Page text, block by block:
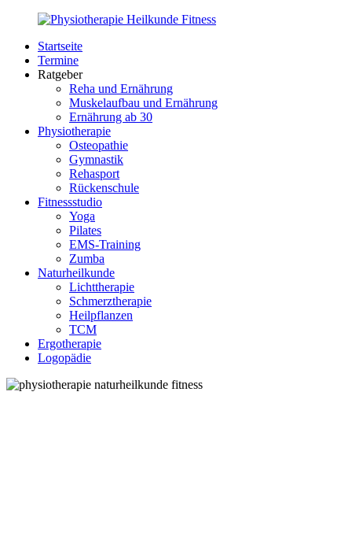
Zurück
Inhalt
PhysioMed-
Fit.de
Gesundheit
Startseite
Termine
Ratgeber
Reha und Ernährung
Muskelaufbau und Ernährung
Ernährung ab 30
Physiotherapie
Osteopathie
Gymnastik
Rehasport
Rückenschule
Fitnessstudio
Yoga
Pilates
EMS-Training
Zumba
Naturheilkunde
Lichttherapie
Schmerztherapie
Heilpflanzen
TCM
Ergotherapie
Logopädie